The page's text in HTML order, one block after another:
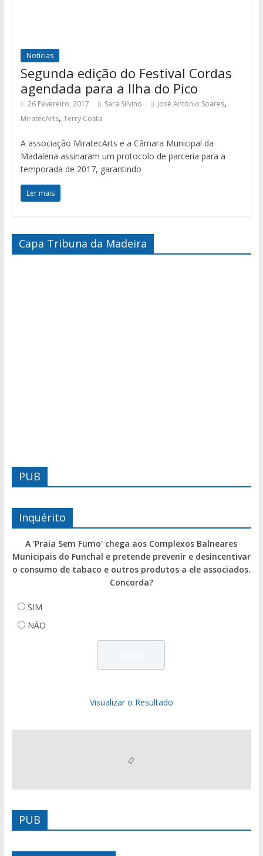
Notícias
Segunda edição do Festival Cordas
agendada para a Ilha do Pico
26 Fevereiro, 2017 Sara Silvino José António Soares,
MiratecArts, Terry Costa
A associação MiratecArts e a Câmara Municipal da
Madalena assinaram um protocolo de parceria para a
temporada de 2017, garantindo
Ler mais
Capa Tribuna da Madeira
PUB
Inquérito
A 'Praia Sem Fumo' chega aos Complexos Balneares
Municipais do Funchal e pretende prevenir e desincentivar
o consumo de tabaco e outros produtos a ele associados.
Concorda?
SIM
NÃO
Visualizar o Resultado
PUB